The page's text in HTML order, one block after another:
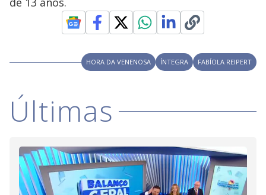
V
i
d
e
o
M
u
HORA DA VENENOSA ÍNTEGRA FABÍOLA REIPERT
Últimas